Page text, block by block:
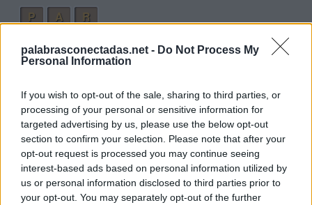
palabrasconectadas.net - Do Not Process My
Personal Information
If you wish to opt-out of the sale, sharing to third parties, or
processing of your personal or sensitive information for
targeted advertising by us, please use the below opt-out
section to confirm your selection. Please note that after your
opt-out request is processed you may continue seeing
interest-based ads based on personal information utilized by
us or personal information disclosed to third parties prior to
your opt-out. You may separately opt-out of the further
P
A
R
P
I
S
P
A R
A
R
S
A
P
A S
A
P
A S A
R
A
S P I R
A